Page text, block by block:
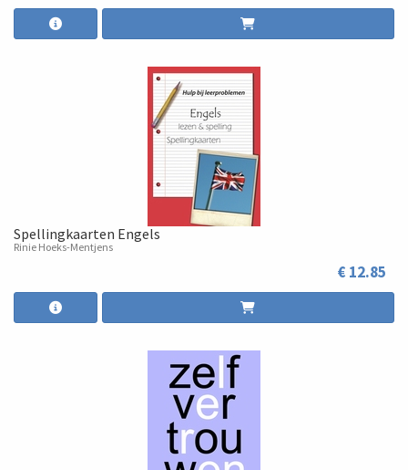
Spellingkaarten Engels
Rinie Hoeks-Mentjens
€ 12.85